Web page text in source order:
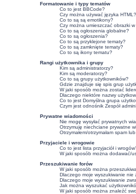
Formatowanie i typy tematów
Co to jest BBCode?
Czy można używać języka HTML?
Co to są są emotikony?
Czy można umieszczać obrazki
Co to są ogłoszenia globalne?
Co to są ogłoszenia?
Co to są przyklejone tematy?
Co to są zamknięte tematy?
Co to są ikony tematu?
Rangi użytkownika i grupy
Kim są administratorzy?
Kim są moderatorzy?
Co to są grupy użytkowników?
Gdzie znajduje się spis grup
W jaki sposób można zostać
Dlaczego niektóre nazwy
Co to jest Domyślna grupa
Czym jest odnośnik Zespół
Prywatne wiadomości
Nie mogę wysyłać prywatnych
Otrzymuję niechciane prywatne
Otrzymałem/otrzymałam spam
Przyjaciele i wrogowie
Co to jest lista przyjaciół i
W jaki sposób można dodawać/
Przeszukiwanie forów
W jaki sposób można
Dlaczego moje wyszukiwanie nie
Dlaczego moje wyszukiwanie
Jak można wyszukać
W jaki sposób można znaleźć